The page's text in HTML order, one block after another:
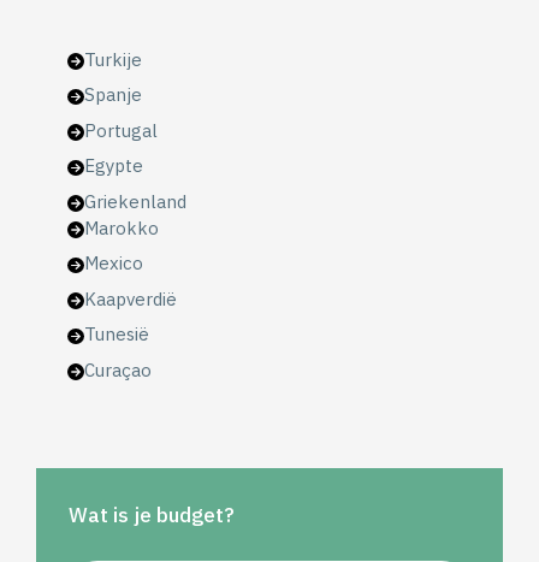
Turkije
Spanje
Portugal
Egypte
Griekenland
Marokko
Mexico
Kaapverdië
Tunesië
Curaçao
Wat is je budget?